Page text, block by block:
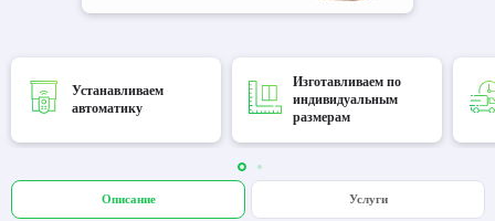
Устанавливаем
автоматику
Изготавливаем по
индивидуальным
размерам
Описание Услуги